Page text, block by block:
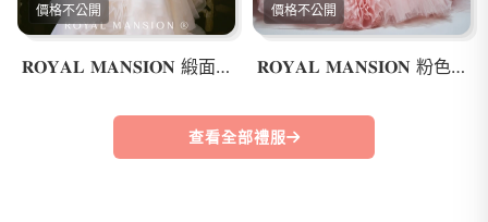
價格不公開
𝐑𝐎𝐘𝐀𝐋 𝐌𝐀𝐍𝐒𝐈𝐎𝐍 緞面魚尾花朵白紗
價格不公開
𝐑𝐎𝐘𝐀𝐋 𝐌𝐀𝐍𝐒𝐈𝐎𝐍 粉色花朵浪漫澎裙
查看全部禮服